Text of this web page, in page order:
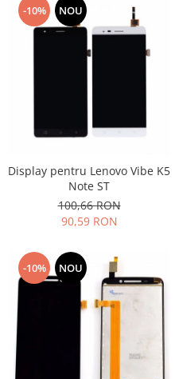
-10% NOU
Display pentru Lenovo Vibe K5
Note ST
100,66 RON
90,59 RON
-10% NOU